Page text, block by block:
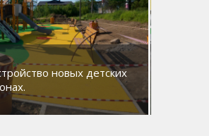
новых детских